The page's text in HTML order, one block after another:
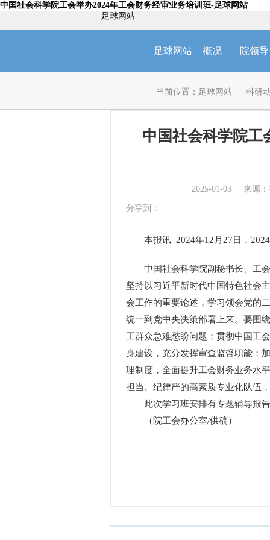
中国社会科学院工会举办2024年工会财务经审业务培训班-足球网站
足球网站
足球网站 概况 院领导
当前位置： 足球网站 科研
中国社会科学院工
2025-01-03 来源
分享到：
本报讯 2024年12月27日，2024
中国社会科学院副秘书长、工会
坚持以习近平新时代中国特色社会
会工作的重要论述，学习领会党的
统一到党中央决策部署上来。要围
工群众急难愁盼问题；贯彻中国工
身建设，充分发挥审查监督职能；
理制度，全面提升工会财务业务水
担当、纪律严的高素质专业化队伍
此次学习班安排有专题辅导报告
（院工会办公室/供稿）